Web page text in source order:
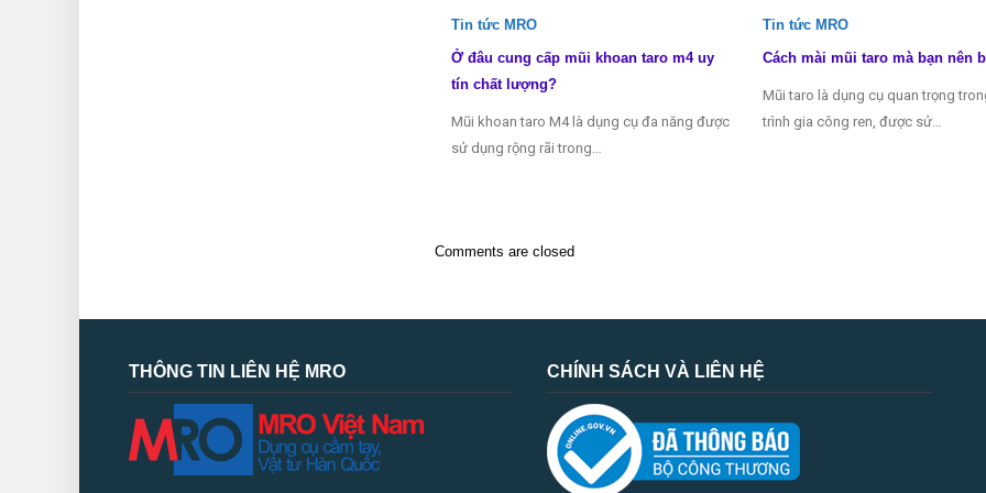
Tin tức MRO
Ở đâu cung cấp mũi khoan taro m4 uy
tín chất lượng?
Mũi khoan taro M4 là dụng cụ đa năng được
sử dụng rộng rãi trong…
Tin tức MRO
Cách mài mũi taro mà bạn nên
Mũi taro là dụng cụ quan trọng
trình gia công ren, được sử…
Comments are closed
THÔNG TIN LIÊN HỆ MRO CHÍNH SÁCH VÀ LIÊN HỆ